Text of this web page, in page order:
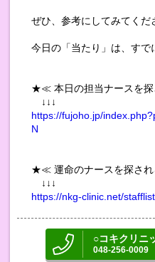
ぜひ、参考にしてみてくだ
今日の「当たり」は、す
★≪ 本日の担当ナースを
↓↓↓
https://fujoho.jp/
N
★≪ 運命のナースを探さ
↓↓↓
https://nkg-clinic.net/
048-256-0009